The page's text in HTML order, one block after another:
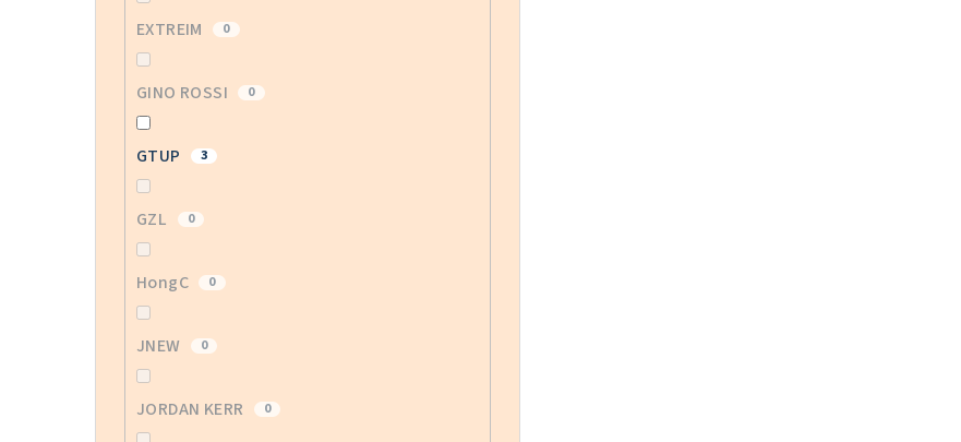
EXTREIM 0
GINO ROSSI 0
GTUP 3
GZL 0
HongC 0
JNEW 0
JORDAN KERR 0